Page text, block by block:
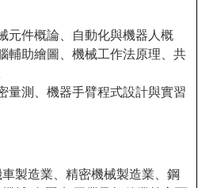
元件概論、自動化與機器人概
輔助繪圖、機械工作法原理、共
量測、機器手臂程式設計與實習
製造業、精密機械製造業、鋼